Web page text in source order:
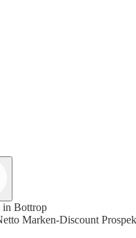
in Bottrop
Marken-Discount